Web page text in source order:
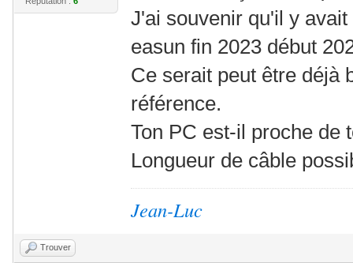
J'ai souvenir qu'il y
easun fin 2023 début
Ce serait peut être déjà
référence.
Ton PC est-il proche de
Longueur de câble
Jean-Luc
Trouver